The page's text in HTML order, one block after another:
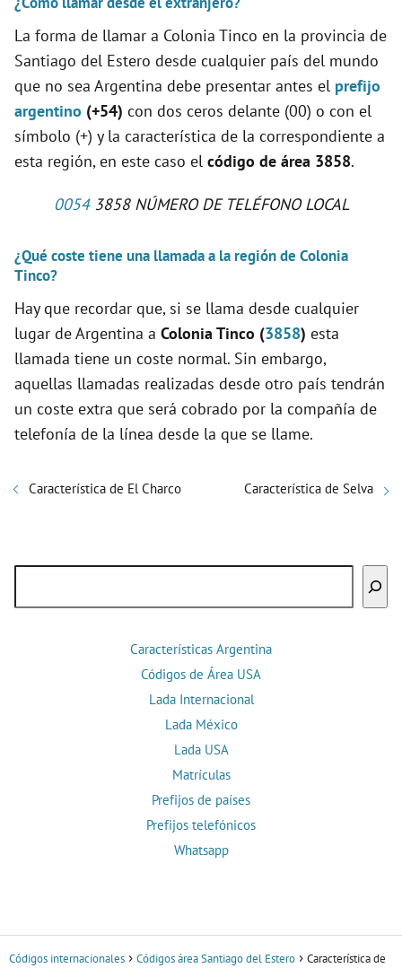
La forma de llamar a Colonia Tinco en la provincia de
Santiago del Estero desde cualquier país del mundo
que no sea Argentina debe presentar antes el prefijo
argentino (+54) con dos ceros delante (00) o con el
símbolo (+) y la característica de la correspondiente a
esta región, en este caso el código de área 3858.
00543858 NÚMERO DE TELÉFONO LOCAL
¿Qué coste tiene una llamada a la región de Colonia
Tinco?
Hay que recordar que, si se llama desde cualquier
lugar de Argentina a Colonia Tinco (3858) esta
llamada tiene un coste normal. Sin embargo,
aquellas llamadas realizadas desde otro país tendrán
un coste extra que será cobrado por la compañía de
telefonía de la línea desde la que se llame.
Característica de El Charco Característica de Selva
Características Argentina
Códigos de Área USA
Lada Internacional
Lada México
Lada USA
Matrículas
Prefijos de países
Prefijos telefónicos
Whatsapp
Códigos internacionales Códigos área Santiago del Estero
Característica de